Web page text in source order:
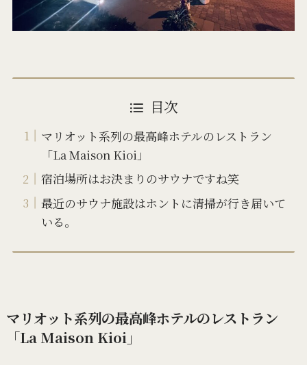
目次
マリオット系列の最高峰ホテルのレストラン
「La Maison Kioi」
宿泊場所はお決まりのサウナですね笑
最近のサウナ施設はホントに清掃が行き届いて
いる。
マリオット系列の最高峰ホテルのレストラン
「La Maison Kioi」